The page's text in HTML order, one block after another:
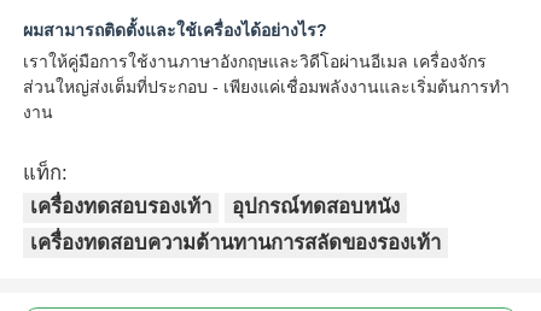
ผมสามารถติดตั้งและใช้เครื่องได้อย่างไร?
เราให้คู่มือการใช้งานภาษาอังกฤษและวิดีโอผ่านอีเมล เครื่องจักร
ส่วนใหญ่ส่งเต็มที่ประกอบ - เพียงแค่เชื่อมพลังงานและเริ่มต้นการทํา
งาน
แท็ก:
เครื่องทดสอบรองเท้า
อุปกรณ์ทดสอบหนัง
เครื่องทดสอบความต้านทานการสลัดของรองเท้า